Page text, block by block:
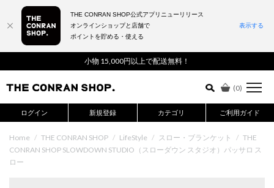
小物 15,000円以上で配送無料！
(0)
ログイン 新規登録 カテゴリ ご利用ガイド
詳細検索はこちら
Home / THE CONRAN SHOP / LifeStyle / スロー・ブランケット / THE
CONRAN SHOP SLOWDOWN STUDIO（スローダウン スタジオ）パッサロ ス
ロー
THE CONRAN SHOP公式アプリニューリリース
オンラインショップと店舗で
ポイントを貯める・使える
表示する